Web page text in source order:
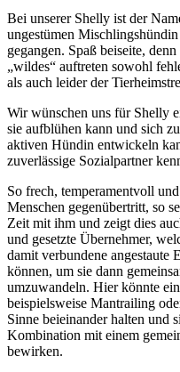
Bei unserer Shelly ist der
ungestümen
gegangen. Spaß beiseite,
„wildes“ auftreten sowohl
als auch leider der
Wir wünschen uns für Shelly
sie aufblühen kann und sich
aktiven Hündin entwickeln
zuverlässige Sozialpartner
So frech, temperamentvoll
Menschen gegenübertritt, so
Zeit mit ihm und zeigt dies
und gesetzte Übernehmer,
damit verbundene angestaute
können, um sie dann
umzuwandeln. Hier könnte
beispielsweise Mantrailing
Sinne beieinander halten und
Kombination mit einem
bewirken.